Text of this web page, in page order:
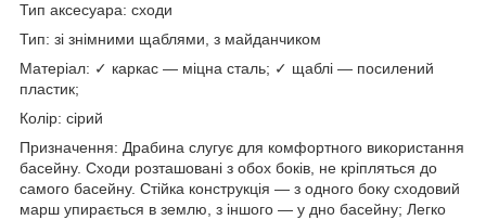
Тип аксесуара: сходи
Тип: зі знімними щаблями, з майданчиком
Матеріал: ✓ каркас — міцна сталь; ✓ щаблі — посилений
пластик;
Колір: сірий
Призначення: Драбина слугує для комфортного використання
басейну. Сходи розташовані з обох боків, не кріпляться до
самого басейну. Стійка конструкція — з одного боку сходовий
марш упирається в землю, з іншого — у дно басейну; Легко